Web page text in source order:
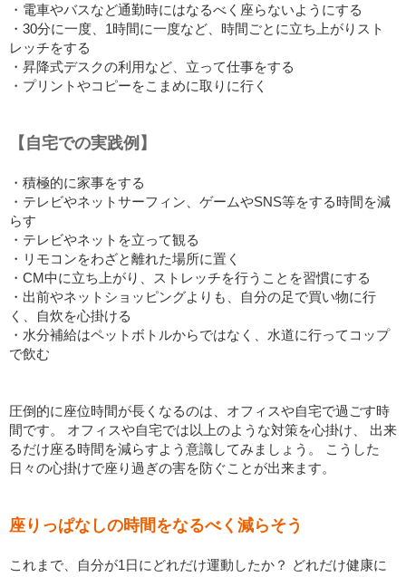
・電車やバスなど通勤時にはなるべく座らないようにする
・30分に一度、1時間に一度など、時間ごとに立ち上がりスト
レッチをする
・昇降式デスクの利用など、立って仕事をする
・プリントやコピーをこまめに取りに行く
【自宅での実践例】
・積極的に家事をする
・テレビやネットサーフィン、ゲームやSNS等をする時間を減
らす
・テレビやネットを立って観る
・リモコンをわざと離れた場所に置く
・CM中に立ち上がり、ストレッチを行うことを習慣にする
・出前やネットショッピングよりも、自分の足で買い物に行
く、自炊を心掛ける
・水分補給はペットボトルからではなく、水道に行ってコップ
で飲む
圧倒的に座位時間が長くなるのは、オフィスや自宅で過ごす時
間です。 オフィスや自宅では以上のような対策を心掛け、 出来
るだけ座る時間を減らすよう意識してみましょう。 こうした
日々の心掛けで座り過ぎの害を防ぐことが出来ます。
座りっぱなしの時間をなるべく減らそう
これまで、自分が1日にどれだけ運動したか？ どれだけ健康に